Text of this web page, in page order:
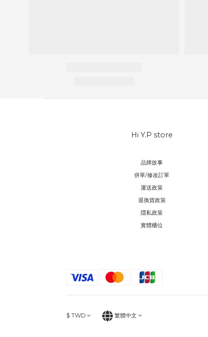
Hi Y.P store
品牌故事
併單/修改訂單
運送政策
退換貨政策
隱私政策
實體櫃位
$ TWD 繁體中文